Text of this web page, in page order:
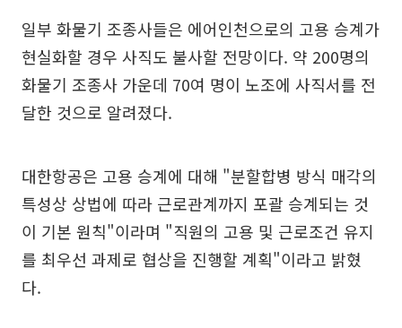
일부 화물기 조종사들은 에어인천으로의 고용 승계가
현실화할 경우 사직도 불사할 전망이다. 약 200명의
화물기 조종사 가운데 70여 명이 노조에 사직서를 전
달한 것으로 알려졌다.
대한항공은 고용 승계에 대해 "분할합병 방식 매각의
특성상 상법에 따라 근로관계까지 포괄 승계되는 것
이 기본 원칙"이라며 "직원의 고용 및 근로조건 유지
를 최우선 과제로 협상을 진행할 계획"이라고 밝혔
다.